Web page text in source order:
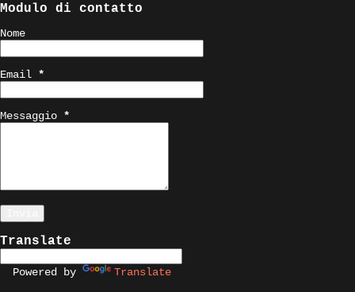
Modulo di contatto
Nome
Email *
Messaggio *
Translate
Powered by Translate